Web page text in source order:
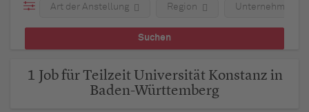
Art der Anstellung Region Unternehmen
1 Job für Teilzeit Universität Konstanz in
Baden-Württemberg